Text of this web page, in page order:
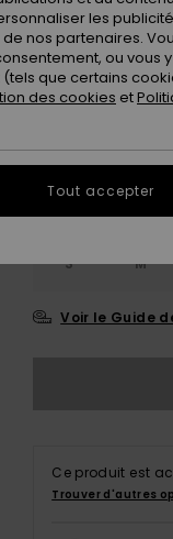
S M
Voir le Guide
Ce produit est
Trouver d'autres
les
nos partenaires.
ou vous y
que certains
des cookies et
Tout accepter